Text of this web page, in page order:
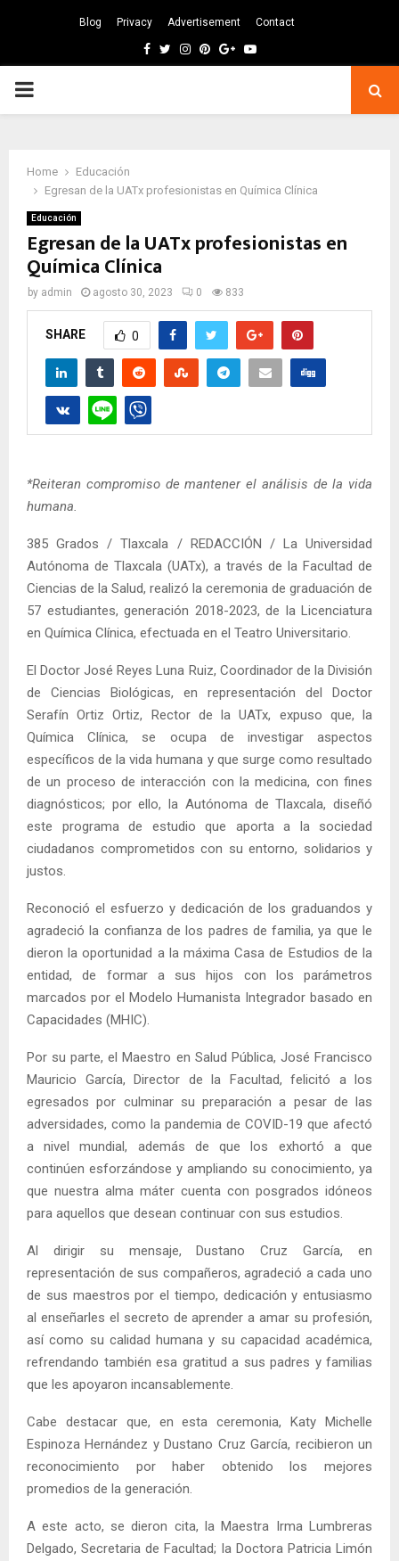
Blog Privacy Advertisement Contact
Facebook
TwitterInstagram
Pinterest
GoogleYoutube
PRIMARY
Home
Educación
Egresan de la UATx profesionistas en Química Clínica
Educación
Egresan de la UATx profesionistas en
Química Clínica
by admin agosto 30, 2023 0 833
SHARE 0
*Reiteran compromiso de mantener el análisis de la vida
humana.
385 Grados / Tlaxcala / REDACCIÓN / La Universidad
Autónoma de Tlaxcala (UATx), a través de la Facultad de
Ciencias de la Salud, realizó la ceremonia de graduación de
57 estudiantes, generación 2018-2023, de la Licenciatura
en Química Clínica, efectuada en el Teatro Universitario.
El Doctor José Reyes Luna Ruiz, Coordinador de la División
de Ciencias Biológicas, en representación del Doctor
Serafín Ortiz Ortiz, Rector de la UATx, expuso que, la
Química Clínica, se ocupa de investigar aspectos
específicos de la vida humana y que surge como resultado
de un proceso de interacción con la medicina, con fines
diagnósticos; por ello, la Autónoma de Tlaxcala, diseñó
este programa de estudio que aporta a la sociedad
ciudadanos comprometidos con su entorno, solidarios y
justos.
Reconoció el esfuerzo y dedicación de los graduandos y
agradeció la confianza de los padres de familia, ya que le
dieron la oportunidad a la máxima Casa de Estudios de la
entidad, de formar a sus hijos con los parámetros
marcados por el Modelo Humanista Integrador basado en
Capacidades (MHIC).
Por su parte, el Maestro en Salud Pública, José Francisco
Mauricio García, Director de la Facultad, felicitó a los
egresados por culminar su preparación a pesar de las
adversidades, como la pandemia de COVID-19 que afectó
a nivel mundial, además de que los exhortó a que
continúen esforzándose y ampliando su conocimiento, ya
que nuestra alma máter cuenta con posgrados idóneos
para aquellos que desean continuar con sus estudios.
Al dirigir su mensaje, Dustano Cruz García, en
representación de sus compañeros, agradeció a cada uno
de sus maestros por el tiempo, dedicación y entusiasmo
al enseñarles el secreto de aprender a amar su profesión,
así como su calidad humana y su capacidad académica,
refrendando también esa gratitud a sus padres y familias
que les apoyaron incansablemente.
Cabe destacar que, en esta ceremonia, Katy Michelle
Espinoza Hernández y Dustano Cruz García, recibieron un
reconocimiento por haber obtenido los mejores
promedios de la generación.
A este acto, se dieron cita, la Maestra Irma Lumbreras
Delgado, Secretaria de Facultad; la Doctora Patricia Limón